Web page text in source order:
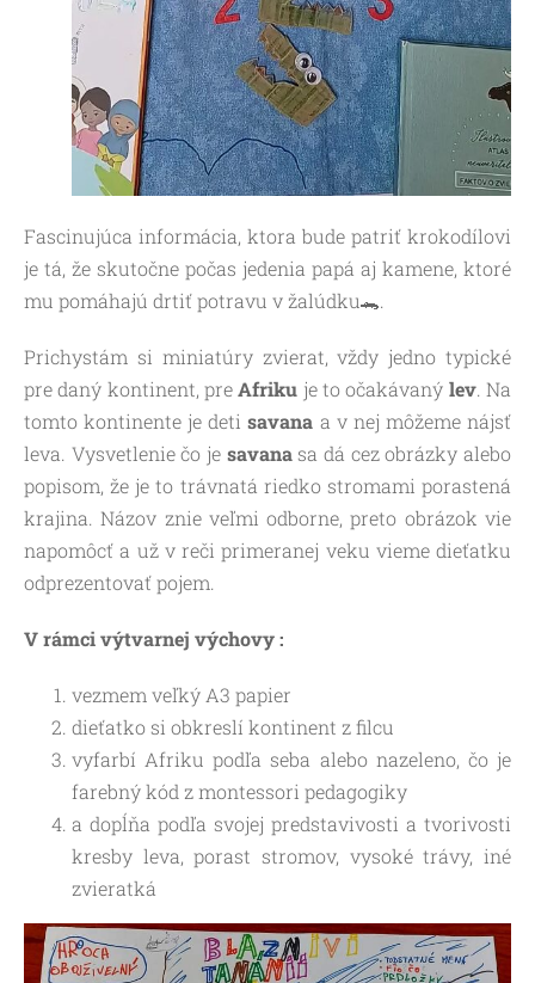
Fascinujúca informácia, ktora bude patriť krokodílovi
je tá, že skutočne počas jedenia papá aj kamene, ktoré
mu pomáhajú drtiť potravu v žalúdku🐊.
Prichystám si miniatúry zvierat, vždy jedno typické
pre daný kontinent, preAfriku je to očakávaný lev. Na
tomto kontinente je detisavana a v nej môžeme nájsť
leva. Vysvetlenie čo je savanasa dá cez obrázky alebo
popisom, že je to trávnatá riedko stromami porastená
krajina. Názov znie veľmi odborne, preto obrázok vie
napomôcť a už v reči primeranej veku vieme dieťatku
odprezentovať pojem.
V rámci výtvarnej výchovy :
vezmem veľký A3 papier
dieťatko si obkreslí kontinent z filcu
vyfarbí Afriku podľa seba alebo nazeleno, čo je
farebný kód z montessori pedagogiky
a dopĺňa podľa svojej predstavivosti a tvorivosti
kresby leva, porast stromov, vysoké trávy, iné
zvieratká